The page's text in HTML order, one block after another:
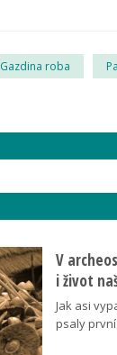
Gazdina roba
V
i život
Jak asi
psaly